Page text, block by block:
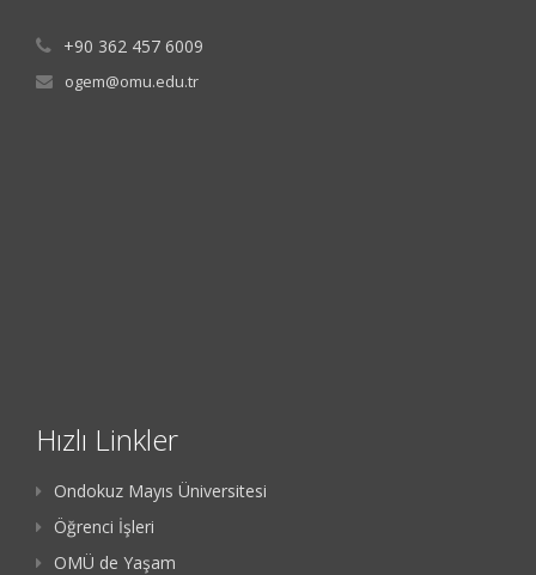
+90 362 457 6009
ogem@omu.edu.tr
Hızlı Linkler
Ondokuz Mayıs Üniversitesi
Öğrenci İşleri
OMÜ de Yaşam